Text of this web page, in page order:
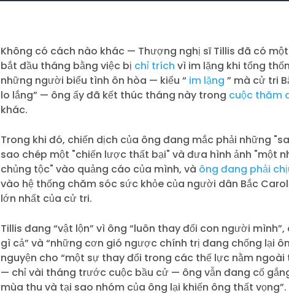
Không có cách nào khác — Thượng nghị sĩ Tillis đã có
bắt đầu tháng bằng việc bị chỉ trích vì im lặng khi tổng
những người biểu tình ôn hòa — kiểu “ im lặng ” mà cử tri
lo lắng” — ông ấy đã kết thúc tháng này trong cuộc thăm
khác.
Trong khi đó, chiến dịch của ông đang mắc phải những
sao chép một "chiến lược thất bại" và đưa hình ảnh "một
chủng tộc" vào quảng cáo của mình, và ông đang phải
vào hệ thống chăm sóc sức khỏe của người dân Bắc
lớn nhất của cử tri.
Tillis đang “vật lộn” vì ông “luôn thay đổi con người
gì cả” và “những cơn gió ngược chính trị đang chống lại
nguyện cho “một sự thay đổi trong các thế lực nằm
— chỉ vài tháng trước cuộc bầu cử — ông vẫn đang cố
mùa thu và tại sao nhóm của ông lại khiến ông thất vọng”.